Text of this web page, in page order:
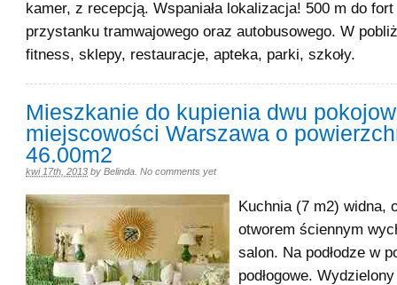
kamer, z recepcją. Wspaniała lokalizacja! 500 m do
przystanku tramwajowego oraz autobusowego. W
fitness, sklepy, restauracje, apteka, parki, szkoły.
Mieszkanie do kupienia dwu
miejscowości Warszawa o
46.00m2
kwi 17th, 2013 by Belinda No comments yet
Kuchnia (7 m2) widna,
otworem ściennym
salon. Na podłodze w
podłogowe.